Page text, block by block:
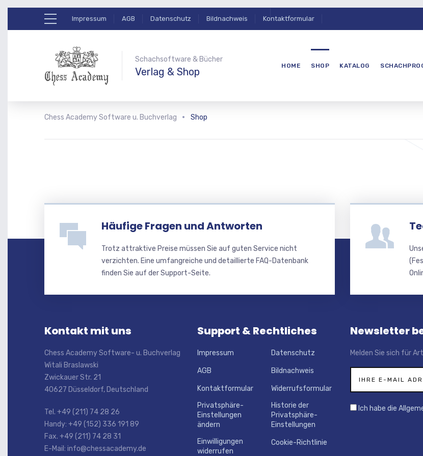
Impressum AGB Datenschutz Bildnachweis Kontaktformular
Schachsoftware & Bücher
Verlag & Shop HOME SHOP KATALOG
Chess Academy Software u. Buchverlag Shop
Häufige Fragen und Antworten
Trotz attraktive Preise müssen Sie auf guten Service nicht
verzichten. Eine umfangreiche und detaillierte FAQ-Datenbank
finden Sie auf der Support-Seite.
Kontakt mit uns
Chess Academy Software- u. Buchverlag
Witali Braslawski
Zwickauer Str. 21
40627 Düsseldorf, Deutschland
Tel. +49 (211) 74 28 26
Handy: +49 (152) 336 191 89
Fax. +49 (211) 74 28 31
E-Mail: info@chessacademy.de
Support & Rechtliches
Impressum Datenschutz
AGB Bildnachweis
Kontaktformular
Widerrufsformular
Privatsphäre-
Einstellungen
ändern
Historie der
Privatsphäre-
Einstellungen
Einwilligungen
widerrufen
Cookie-Richtlinie
Newsletter
Melden Sie sich für
Ich habe die